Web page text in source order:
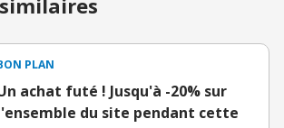
PLAN
achat futé ! Jusqu'à -20% sur
du site pendant cette